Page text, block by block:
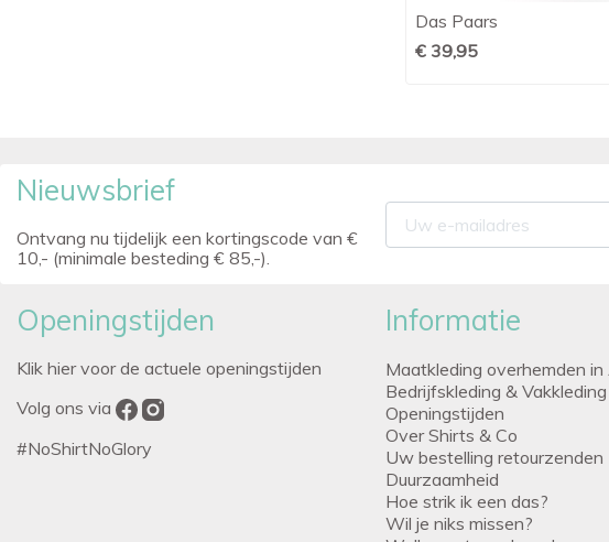
Das Paars
€ 39,95
Nieuwsbrief
Ontvang nu tijdelijk een kortingscode van €
10,- (minimale besteding € 85,-).
Openingstijden
Klik hier voor de actuele openingstijden
Volg ons via
#NoShirtNoGlory
Informatie
Maatkleding overhemden in
Bedrijfskleding & Vakkleding
Openingstijden
Over Shirts & Co
Uw bestelling retourzenden
Duurzaamheid
Hoe strik ik een das?
Wil je niks missen?